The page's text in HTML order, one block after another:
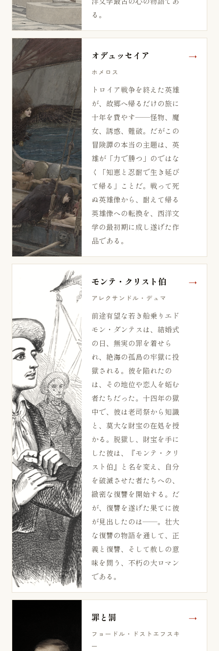
る。
オデュッセイア
ホメロス
トロイア戦争を終えた英雄
が、故郷へ帰るだけの旅に
十年を費やす——怪物、魔
女、誘惑、難破。だがこの
冒険譚の本当の主題は、英
雄が「力で勝つ」のではな
く「知恵と忍耐で生き延び
て帰る」ことだ。戦って死
ぬ英雄像から、耐えて帰る
英雄像への転換を、西洋文
学の最初期に成し遂げた作
品である。
モンテ・クリスト伯
アレクサンドル・デュマ
前途有望な若き船乗りエド
モン・ダンテスは、結婚式
の日、無実の罪を着せら
れ、絶海の孤島の牢獄に投
獄される。彼を陥れたの
は、その地位や恋人を妬む
者たちだった。十四年の獄
中で、彼は老司祭から知識
と、莫大な財宝の在処を授
かる。脱獄し、財宝を手に
した彼は、『モンテ・クリ
スト伯』と名を変え、自分
を破滅させた者たちへの、
緻密な復讐を開始する。だ
が、復讐を遂げた果てに彼
が見出したのは——。壮大
な復讐の物語を通して、正
義と復讐、そして赦しの意
味を問う、不朽の大ロマン
である。
罪と罰
フョードル・ドストエフスキ
ー